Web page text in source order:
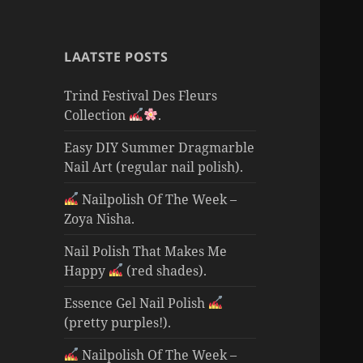
LAATSTE POSTS
Trind Festival Des Fleurs
Collection
.
Easy DIY Summer Dragmarble
Nail Art (regular nail polish).
Nailpolish Of The Week –
Zoya Nisha.
Nail Polish That Makes Me
Happy
(red shades).
Essence Gel Nail Polish
(pretty purples!).
Nailpolish Of The Week –